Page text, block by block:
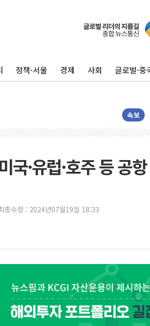
정책·서울 경제 사회 글로벌·중
속보
·유럽·호주 등 공
종수정 : 2024년07월19일 18:33